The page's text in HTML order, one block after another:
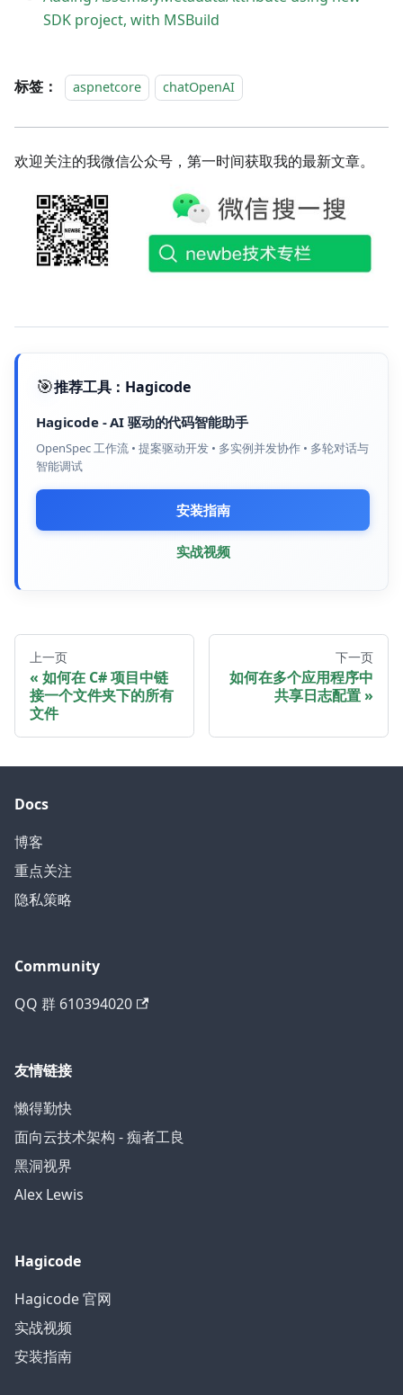
SDK project, with MSBuild
标签： aspnetcore chatOpenAI
欢迎关注的我微信公众号，第一时间获取我的最新文章。
🎯推荐工具： Hagicode
Hagicode-AI 驱动的代码智能助手
OpenSpec 工作流 • 提案驱动开发 • 多实例并发协作 • 多轮对话与
智能调试
安装指南
实战视频
上一页
如何在 C# 项目中链
接一个文件夹下的所有
文件
下一页
如何在多个应用程序中
共享日志配置
Docs
博客
重点关注
隐私策略
Community
QQ 群 610394020
友情链接
懒得勤快
面向云技术架构 - 痴者工良
黑洞视界
Alex Lewis
Hagicode
Hagicode 官网
实战视频
安装指南